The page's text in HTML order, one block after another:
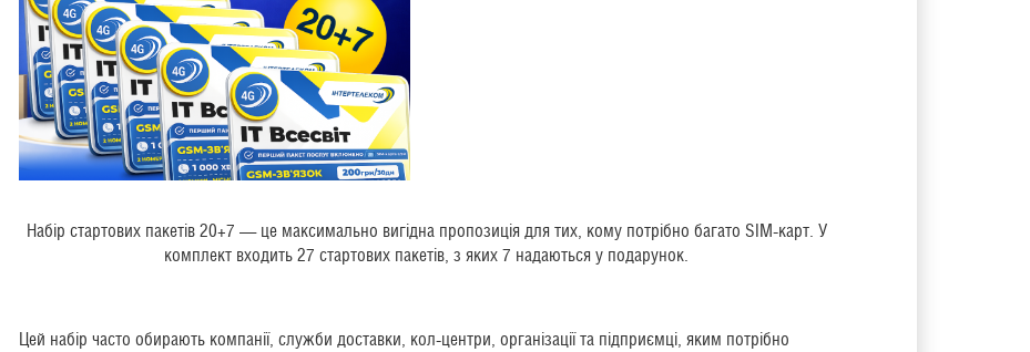
Набір стартових пакетів 20+7 — це максимально вигідна пропозиція для тих, кому потрібно багато SIM-карт. У
комплект входить 27 стартових пакетів, з яких 7 надаються у подарунок.
Цей набір часто обирають компанії, служби доставки, кол-центри, організації та підприємці, яким потрібно